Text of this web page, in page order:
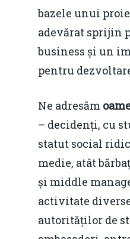
bazele unui
adevărat sprijin
business și un
pentru
Ne adresăm
– decidenți, cu
statut social
medie, atât
și middle
activitate
autorităților de